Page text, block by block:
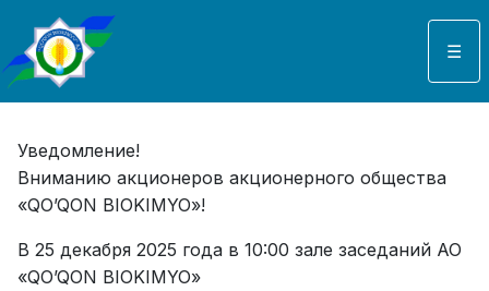
☰
Уведомление!
Вниманию акционеров акционерного общества
«QO’QON BIOKIMYO»!
В 25 декабря 2025 года в 10:00 зале заседаний АО
«QO’QON BIOKIMYO»